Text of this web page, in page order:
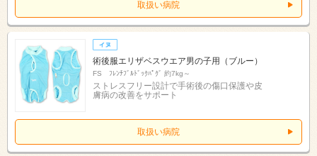
取扱い病院
術後服エリザベスウエア男の子用（ブルー）
FS ﾌﾚﾝﾁﾌﾞﾙﾄﾞｯｸﾊﾟｸﾞ 約7kg～
ストレスフリー設計で手術後の傷口保護や皮
膚病の改善をサポート
取扱い病院